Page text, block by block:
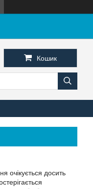
Кошик
очікується досить